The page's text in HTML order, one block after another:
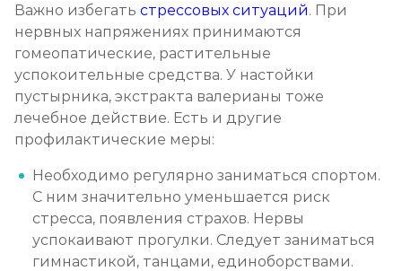
Важно избегать стрессовых ситуаций. При
нервных напряжениях принимаются
гомеопатические, растительные
успокоительные средства. У настойки
пустырника, экстракта валерианы тоже
лечебное действие. Есть и другие
профилактические меры:
Необходимо регулярно заниматься спортом.
С ним значительно уменьшается риск
стресса, появления страхов. Нервы
успокаивают прогулки. Следует заниматься
гимнастикой, танцами, единоборствами.